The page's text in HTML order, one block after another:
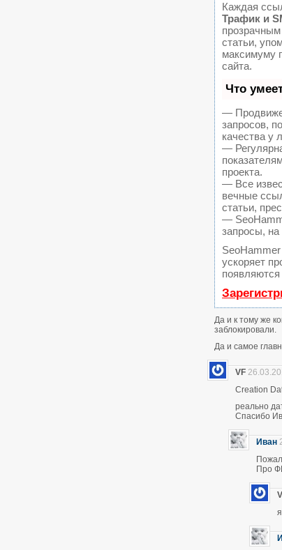
Каждая
Трафик и
статьи,
максимуму
сайта.
Что
—
запросов,
качества у
—
проекта.
— Все
вечные
статьи,
—
запросы, на
ускоряет
Да и к тому же
заблокировали.
Да и самое
VF
Creation
реально
Спасибо
Иван
Про